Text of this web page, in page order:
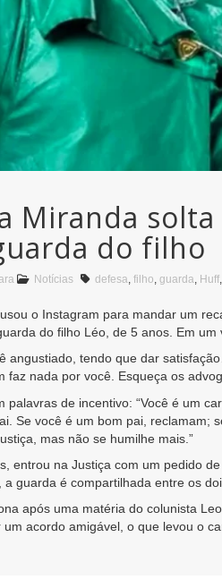
Miranda
do filho
Notícias defesa, filho, guarda, Huff,
o Instagram para mandar um
do filho Léo, de 5 anos. Em
angustiado, tendo que dar
faz nada por você. Esqueça os
palavras de incentivo: “Você é um
Se você é um bom pai, reclamam;
mas não se humilhe mais.”
entrou na Justiça com um pedido
a guarda é compartilhada entre os
após uma matéria do colunista
acordo amigável, o que levou o